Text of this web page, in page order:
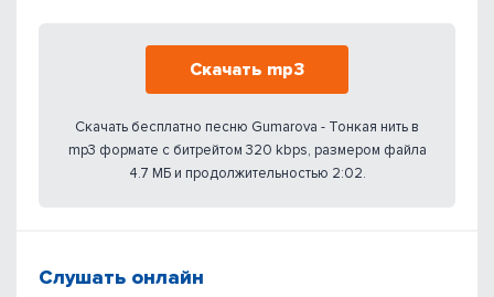
Скачать mp3
Скачать бесплатно песню Gumarova - Тонкая нить в
mp3 формате с битрейтом 320 kbps, размером файла
4.7 МБ и продолжительностью 2:02.
Слушать онлайн